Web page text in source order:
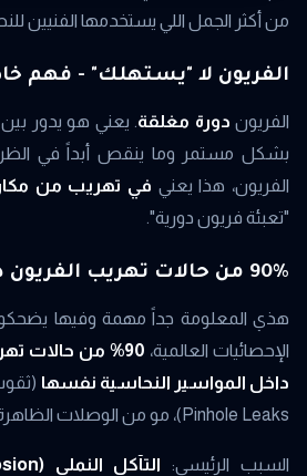
من أكثر الجمل اللي يستخدمها الفنيين
الفريون لا "يستهلك" - فهم
الفريون دورة مغلقة. يعني هو يدور بين
بشكل مستمر وما ينقص أبداً في
الفريون، هذا يعني في تهريب من
"تعبئة فريون دورية".
90% من حالات تهريب الفريون داخلية
هذي المعلومة جداً مهمة وفيها
الإحصائيات العالمية،
90% من حالات
داخل المواسير النحاسية نفسها
Pinhole Leaks)، مو من الوصلات الظاهرة.
السبب الرئيسي: التآكل النملي (Formicary Corrosion)